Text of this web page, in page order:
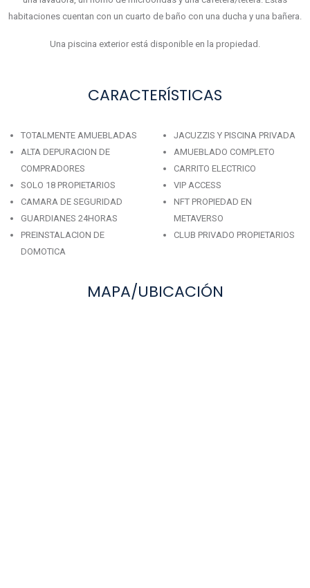
habitaciones cuentan con un cuarto de baño con una ducha y una bañera.
Una piscina exterior está disponible en la propiedad.
CARACTERÍSTICAS
TOTALMENTE AMUEBLADAS
ALTA DEPURACION DE
COMPRADORES
SOLO 18 PROPIETARIOS
CAMARA DE SEGURIDAD
GUARDIANES 24HORAS
PREINSTALACION DE
DOMOTICA
JACUZZIS Y PISCINA PRIVADA
AMUEBLADO COMPLETO
CARRITO ELECTRICO
VIP ACCESS
NFT PROPIEDAD EN
METAVERSO
CLUB PRIVADO PROPIETARIOS
MAPA/UBICACIÓN